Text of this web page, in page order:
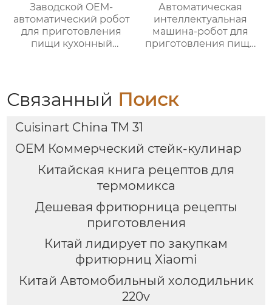
Заводской OEM-
автоматический робот
для приготовления
пищи кухонный
для подключения к
кухне месье
Автоматическая
интеллектуальная
машина-робот для
приготовления пищи
Связанный Поиск
Cuisinart China TM 31
OEM Коммерческий стейк-кулинар
Китайская книга рецептов для
термомикса
Дешевая фритюрница рецепты
приготовления
Китай лидирует по закупкам
фритюрниц Xiaomi
Китай Автомобильный холодильник
220v